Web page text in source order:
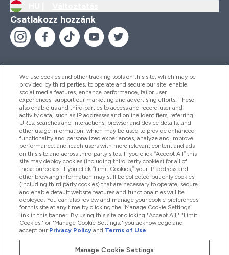
Csatlakozz hozzánk
Segítség És Információ
Termékek
Céginformáció
Hűség És Jutalmak
2026 The Hut.com Ltd
We use cookies and other tracking tools on this site, which may be
provided by third parties, to operate and secure our site, enable
social media features, enhance performance, tailor user
experiences, support our marketing and advertising efforts. These
also enable us and third parties to access and record user and
activity data, such as IP addresses and online identifiers, referring
URLs, searches and interactions, browser and device details, and
other usage information, which may be used to provide enhanced
functionality and personalized experiences, analyze and improve
performance, and reach users with more relevant content and ads
on this site and across third party sites. If you click “Accept All” this
site may deploy cookies (including third party cookies) for all of
these purposes. If you click “Limit Cookies,” your IP address and
other browsing information may still be collected but only cookies
(including third party cookies) that are necessary to operate, secure
and enable default website features and functionalities will be
deployed. You can also review and manage your cookie preferences
for this site at any time by clicking the “Manage Cookie Settings”
link in this banner. By using this site or clicking "Accept All," "Limit
Cookies," or "Manage Cookie Settings," you acknowledge and
accept our Privacy Policy and Terms of Use.
Manage Cookie Settings